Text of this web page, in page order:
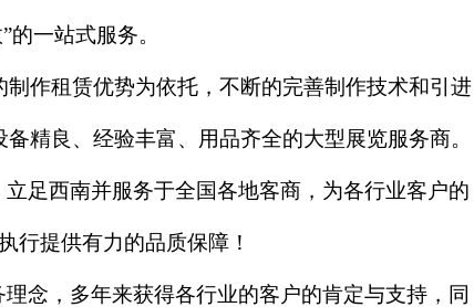
的一站式服务。
作租赁优势为依托，不断的完善制作技术和引进
精良、经验丰富、用品齐全的大型展览服务商。
足西南并服务于全国各地客商，为各行业客户的
行提供有力的品质保障！
念，多年来获得各行业的客户的肯定与支持，同